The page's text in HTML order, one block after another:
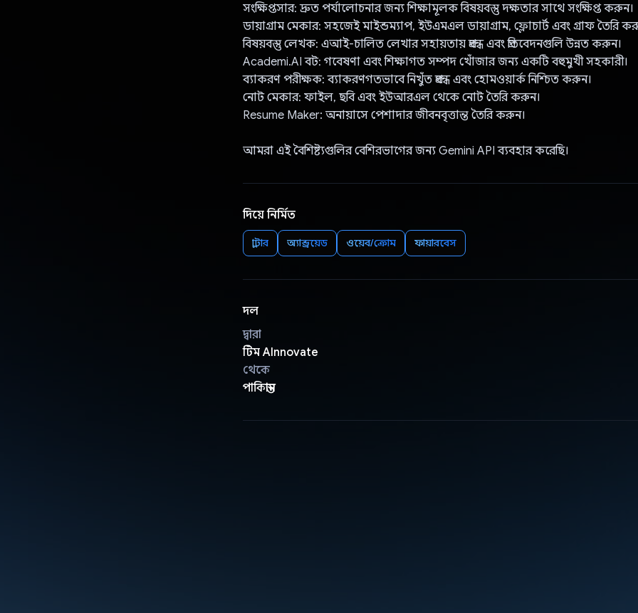
সংক্ষিপ্তসার: দ্রুত পর্যালোচনার জন্য শিক্ষামূলক বিষয়বস্তু দক্ষতার সাথে সংক্ষিপ্ত করুন।
ডায়াগ্রাম মেকার: সহজেই মাইন্ডম্যাপ, ইউএমএল ডায়াগ্রাম, ফ্লোচার্ট এবং গ্রাফ তৈরি
বিষয়বস্তু লেখক: এআই-চালিত লেখার সহায়তায় প্রবন্ধ এবং প্রতিবেদনগুলি উন্নত করুন।
Academi.AI বট: গবেষণা এবং শিক্ষাগত সম্পদ খোঁজার জন্য একটি বহুমুখী সহকারী।
ব্যাকরণ পরীক্ষক: ব্যাকরণগতভাবে নিখুঁত প্রবন্ধ এবং হোমওয়ার্ক নিশ্চিত করুন।
নোট মেকার: ফাইল, ছবি এবং ইউআরএল থেকে নোট তৈরি করুন।
Resume Maker: অনায়াসে পেশাদার জীবনবৃত্তান্ত তৈরি করুন।
আমরা এই বৈশিষ্ট্যগুলির বেশিরভাগের জন্য Gemini API ব্যবহার করেছি।
দিয়ে নির্মিত
ফ্লাটার অ্যান্ড্রয়েড ওয়েব/ক্রোম ফায়ারবেস
দল
দ্বারা
টিম AInnovate
থেকে
পাকিস্তান